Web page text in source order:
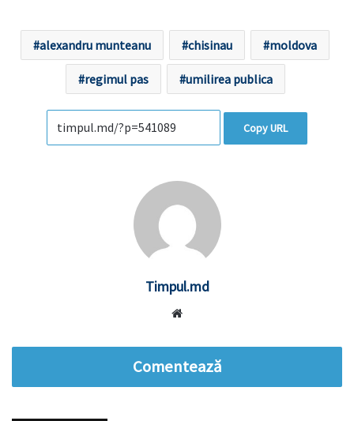
alexandru munteanu chisinau moldova
regimul pas umilirea publica
Copy URL
Timpul.md
Comentează